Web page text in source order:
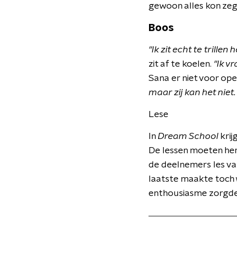
gewoon alles kon
Boos
"Ik zit echt te trillen
zit af te koelen. "Ik
Sana er niet voor
maar zij kan het
Lese
InDream School
De lessen moeten
de deelnemers les
laatste maakte toch
enthousiasme